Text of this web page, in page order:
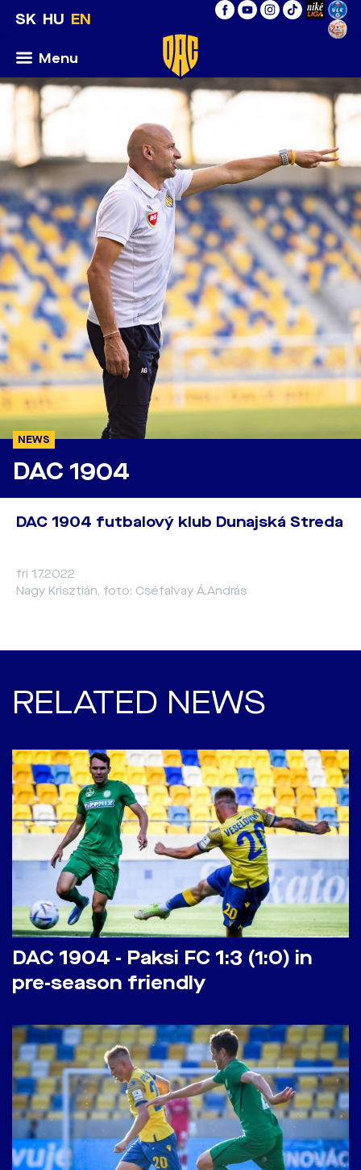
SK HU EN
Menu
NEWS
DAC 1904
DAC 1904 futbalový klub Dunajská Streda
fri 1.7.2022
Nagy Krisztián, foto: Cséfalvay Á.András
RELATED NEWS
DAC 1904 - Paksi FC 1:3 (1:0) in
pre-season friendly